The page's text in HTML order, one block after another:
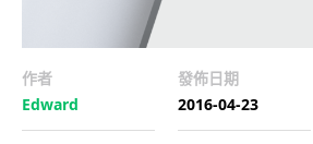
作者
Edward
發佈日期
2016-04-23